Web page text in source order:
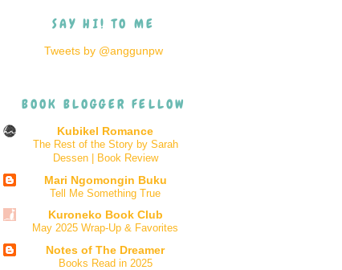
SAY HI! TO ME
Tweets by @anggunpw
BOOK BLOGGER FELLOW
Kubikel Romance
The Rest of the Story by Sarah
Dessen | Book Review
Mari Ngomongin Buku
Tell Me Something True
Kuroneko Book Club
May 2025 Wrap-Up & Favorites
Notes of The Dreamer
Books Read in 2025